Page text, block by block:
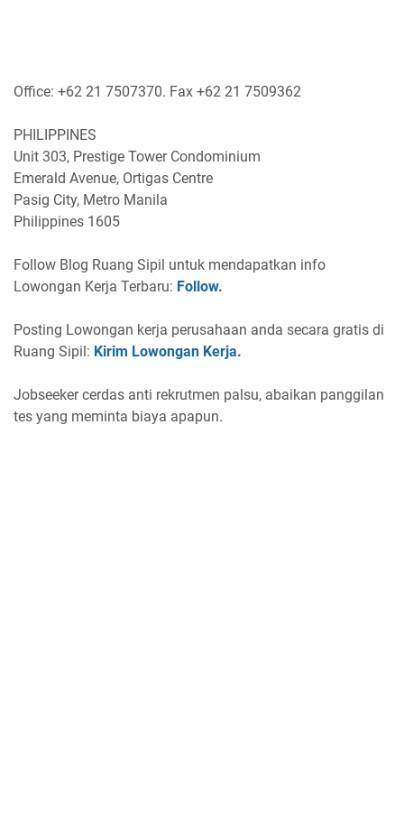
Office: +62 21 7507370. Fax +62 21 7509362
PHILIPPINES
Unit 303, Prestige Tower Condominium
Emerald Avenue, Ortigas Centre
Pasig City, Metro Manila
Philippines 1605
Follow Blog Ruang Sipil untuk mendapatkan info
Lowongan Kerja Terbaru: Follow.
Posting Lowongan kerja perusahaan anda secara gratis di
Ruang Sipil: Kirim Lowongan Kerja.
Jobseeker cerdas anti rekrutmen palsu, abaikan panggilan
tes yang meminta biaya apapun.